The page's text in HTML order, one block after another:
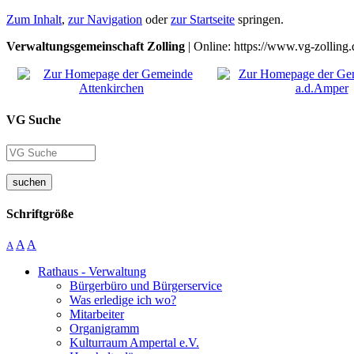
Zum Inhalt, zur Navigation oderzur Startseite springen.
Verwaltungsgemeinschaft Zolling | Online: https://www.vg-
VG Suche
suchen
Schriftgröße
A A A
Rathaus - Verwaltung
Bürgerbüro und Bürgerservice
Was erledige ich wo?
Mitarbeiter
Organigramm
Kulturraum Ampertal e.V.